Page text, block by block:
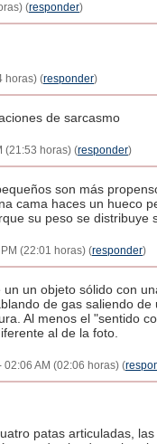
(responder)
horas) (responder)
de sarcasmo
(21:53 horas) (responder)
son más
cama haces un hueco
su peso se distribuye
(22:01 horas) (responder)
un objeto sólido con
de gas saliendo de
Al menos el "sentido
al de la foto.
AM (02:06 horas) (
patas articuladas,